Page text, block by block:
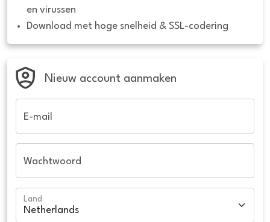
en virussen
Download met hoge snelheid & SSL-codering
Nieuw account aanmaken
E-mail
Wachtwoord
Land